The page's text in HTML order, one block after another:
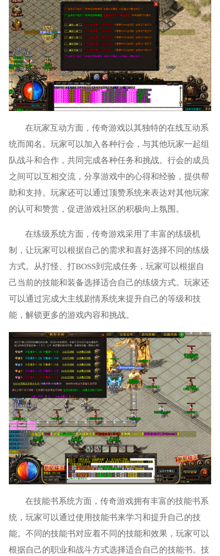
在玩家互动方面，传奇游戏以其独特的在线互动系
统而闻名。玩家可以加入各种行会，与其他玩家一起组
队战斗和合作，共同完成各种任务和挑战。行会的成员
之间可以互相交流，分享游戏中的心得和经验，提供帮
助和支持。玩家还可以通过顶赞系统来表达对其他玩家
的认可和赞赏，促进游戏社区的积极向上氛围。
在练级系统方面，传奇游戏采用了丰富的练级机
制，让玩家可以根据自己的需求和喜好选择不同的练级
方式。从打怪、打BOSS到完成任务，玩家可以根据自
己当前的技能和装备选择适合自己的练级方式。玩家还
可以通过完成大主线剧情系统来提升自己的等级和技
能，解锁更多的游戏内容和挑战。
在技能书系统方面，传奇游戏拥有丰富的技能书系
统，玩家可以通过使用技能书来学习和提升自己的技
能。不同的技能书对应着不同的技能和效果，玩家可以
根据自己的职业和战斗方式选择适合自己的技能书。技